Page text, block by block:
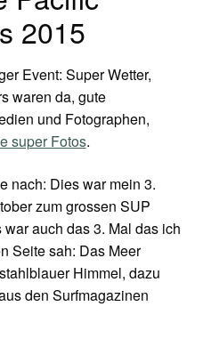
2015
Event: Super Wetter,
waren da, gute
und Fotographen,
super Fotos.
nach: Dies war mein 3.
zum grossen SUP
auch das 3. Mal das ich
Seite sah: Das Meer
Himmel, dazu
den Surfmagazinen